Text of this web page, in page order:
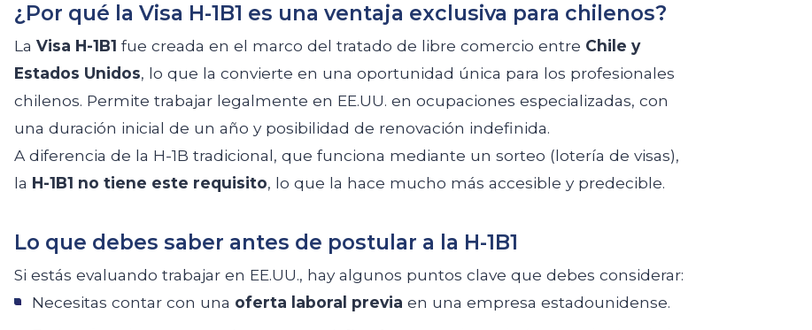
¿Por qué la Visa H-1B1 es una ventaja exclusiva para chilenos?
La Visa H-1B1 fue creada en el marco del tratado de libre comercio entre Chile y
Estados Unidos, lo que la convierte en una oportunidad única para los profesionales
chilenos. Permite trabajar legalmente en EE.UU. en ocupaciones especializadas, con
una duración inicial de un año y posibilidad de renovación indefinida.
A diferencia de la H-1B tradicional, que funciona mediante un sorteo (lotería de visas),
la H-1B1 no tiene este requisito, lo que la hace mucho más accesible y predecible.
Lo que debes saber antes de postular a la H-1B1
Si estás evaluando trabajar en EE.UU., hay algunos puntos clave que debes considerar:
Necesitas contar con una oferta laboral previa en una empresa estadounidense.